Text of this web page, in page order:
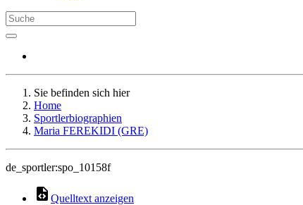
Sie befinden sich hier
Home
Sportlerbiographien
Maria FEREKIDI (GRE)
de_sportler:spo_10158f
Quelltext anzeigen